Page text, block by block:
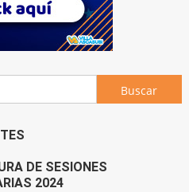
Buscar:
DE SESIONES
2024